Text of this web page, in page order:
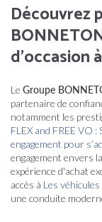
Découvrez
d'occasion
Le Groupe
partenaire de
notamment les
FLEX and FREE VO
engagement pour
engagement envers
expérience d'achat
accès à Les
une conduite